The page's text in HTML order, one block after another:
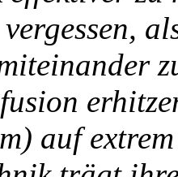
auf